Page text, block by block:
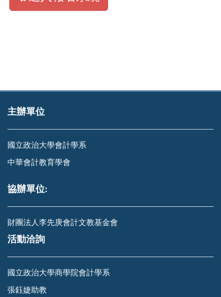
主辦單位
國立政治大學會計學系
中華會計教育學會
協辦單位:
財團法人李先庚會計文教基金會
活動洽詢
國立政治大學商學院會計學系
張鈺婕助教